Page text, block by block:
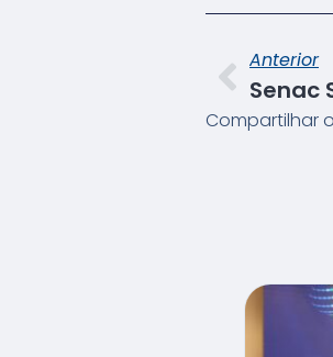
Anterior
Compartilhar